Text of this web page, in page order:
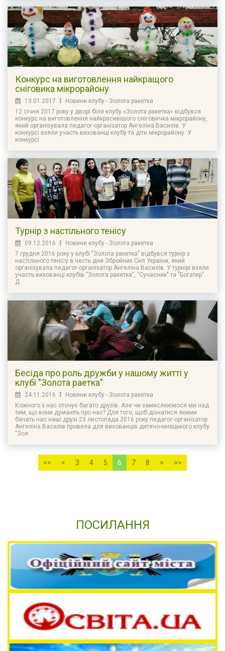
Конкурс на виготовлення найкращого
сніговика мікрорайону
13.01.2017
Новини клубу - Золота ракетка
12 січня 2017 року у дворі біля клубу «Золота ракетка» відбувся
конкурс на виготовлення найкрасивішого сніговичка мікрорайону,
який організувала педагог-організатор Ангеліна Василів. У
конкурсі взяли участь вихованці клубу та діти мікрорайону. У
конкурсі
Турнір з настільного тенісу
09.12.2016
Новини клубу - Золота ракетка
7 грудня 2016 року у клубі "Золота ракетка" відбувся турнір з
настільного тенісу в честь дня Збройних Сил України, який
організувала педагог-організатор Ангеліна Василів. У турнірі взяли
участь вихованці клубів "Золота ракетка", "Сучасник" та "Богатир".
Д
Бесіда про роль дружби у нашому житті у
клубі "Золота раетка"
24.11.2016
Новини клубу - Золота ракетка
Кожного з нас оточує багато друзів. Але чи замислюємося ми над
тим, що вони думають про нас? Для того, щоб дізнатися якими
бачать нас наші друзі 23 листопада 2016 року педагог-організатор
Ангеліна Василів провела для вихованців дитячо-юнацького клубу
"Зол
<< < 3 4 5 6 7 8 > >>
ПОСИЛАННЯ